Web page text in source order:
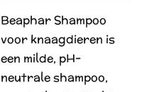
Beaphar Shampoo
voor knaagdieren is
een milde, pH-
neutrale shampoo,